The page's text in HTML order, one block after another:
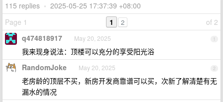
115 replies • 2025-05-25 17:37:39 +08:00
Page 1
of 2
1 2
1
q474818917 May 20, 2025
我来现身说法：顶楼可以充分的享受阳光浴
2
RandomJoke May 20, 2025
老房龄的顶层不买，新房开发商靠谱可以买，次新了解清楚有无
漏水的情况